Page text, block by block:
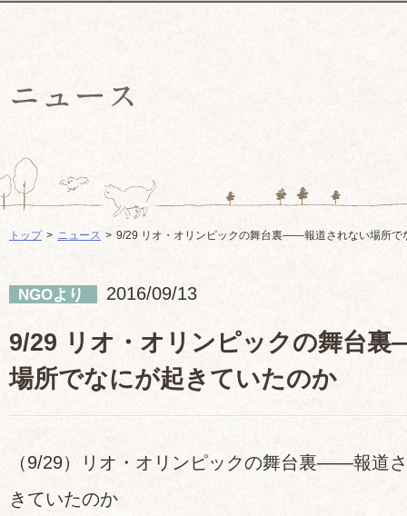
トップ ニュース 9/29 リオ・オリンピックの舞台裏――報道されない場所で
NGOより 2016/09/13
9/29 リオ・オリンピックの舞台
場所でなにが起きていたのか
（9/29）リオ・オリンピックの舞台裏――報道
きていたのか